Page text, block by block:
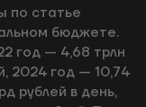
по статье
бюджете.
год — 4,68 трлн
2024 год — 10,74
рублей в день,